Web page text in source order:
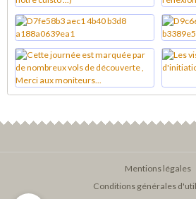
Mentions légales
Conditions générales